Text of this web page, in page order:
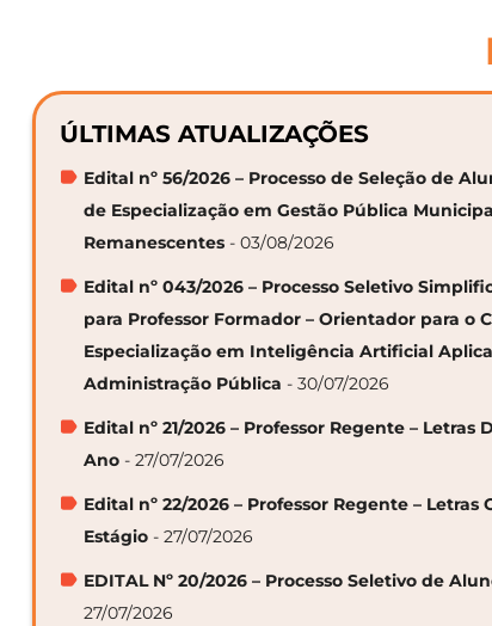
ÚLTIMAS ATUALIZAÇÕES
Edital nº 56/2026 – Processo de Seleção de
de Especialização em Gestão Pública
Remanescentes - 03/08/2026
Edital nº 043/2026 – Processo Seletivo
para Professor Formador – Orientador para o
Especialização em Inteligência Artificial
Administração Pública - 30/07/2026
Edital nº 21/2026 – Professor Regente – Letras
Ano - 27/07/2026
Edital nº 22/2026 – Professor Regente –
Estágio - 27/07/2026
EDITAL Nº 20/2026 – Processo Seletivo de
27/07/2026